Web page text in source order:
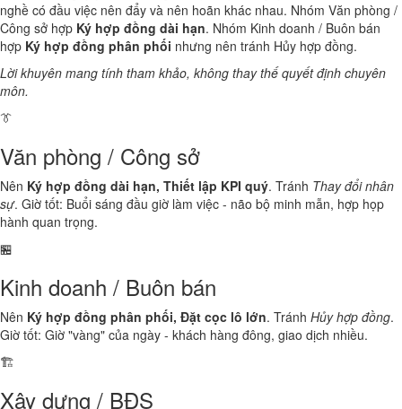
nghề có đầu việc nên đẩy và nên hoãn khác nhau. Nhóm Văn phòng /
Công sở hợp Ký hợp đồng dài hạn. Nhóm Kinh doanh / Buôn bán
hợp Ký hợp đồng phân phối nhưng nên tránh Hủy hợp đồng.
Lời khuyên mang tính tham khảo, không thay thế quyết định chuyên
môn.
👔
Văn phòng / Công sở
Nên Ký hợp đồng dài hạn, Thiết lập KPI quý. Tránh Thay đổi nhân
sự. Giờ tốt: Buổi sáng đầu giờ làm việc - não bộ minh mẫn, hợp họp
hành quan trọng.
🏪
Kinh doanh / Buôn bán
Nên Ký hợp đồng phân phối, Đặt cọc lô lớn. Tránh Hủy hợp đồng.
Giờ tốt: Giờ "vàng" của ngày - khách hàng đông, giao dịch nhiều.
🏗️
Xây dựng / BĐS